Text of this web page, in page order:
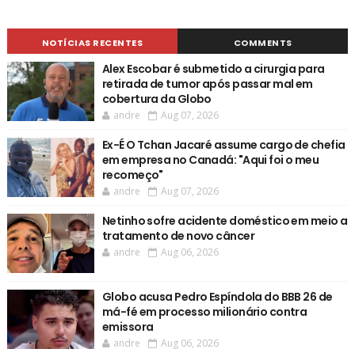
NOTÍCIAS RECENTES COMMENTS
Alex Escobar é submetido a cirurgia para
retirada de tumor após passar mal em
cobertura da Globo
andre Aug 07, 2026
Ex-É O Tchan Jacaré assume cargo de chefia
em empresa no Canadá: "Aqui foi o meu
recomeço"
andre Aug 07, 2026
Netinho sofre acidente doméstico em meio a
tratamento de novo câncer
andre Aug 06, 2026
Globo acusa Pedro Espíndola do BBB 26 de
má-fé em processo milionário contra
emissora
andre Aug 06, 2026